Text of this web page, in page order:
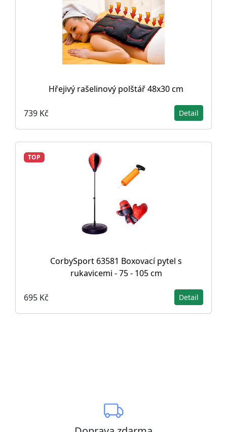
Hřejivý rašelinový polštář 48x30 cm
739 Kč Detail
TOP
CorbySport 63581 Boxovací pytel s
rukavicemi - 75 - 105 cm
695 Kč Detail